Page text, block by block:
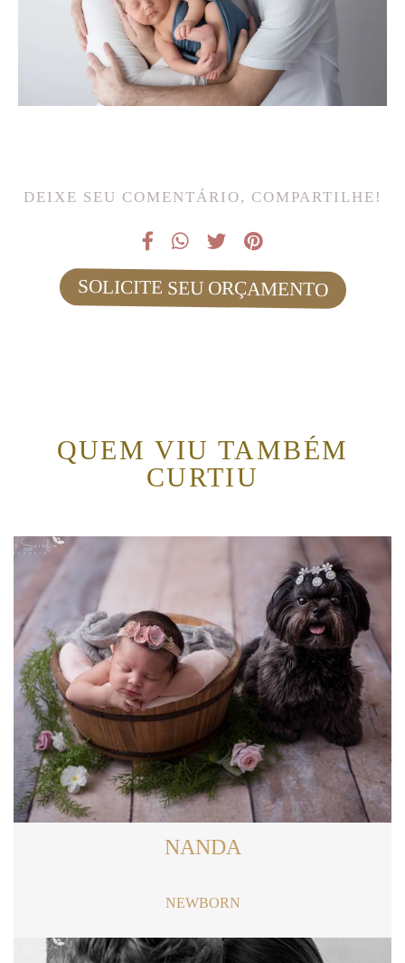
DEIXE SEU COMENTÁRIO, COMPARTILHE!
SOLICITE SEU ORÇAMENTO
QUEM VIU TAMBÉM
CURTIU
NANDA
NEWBORN